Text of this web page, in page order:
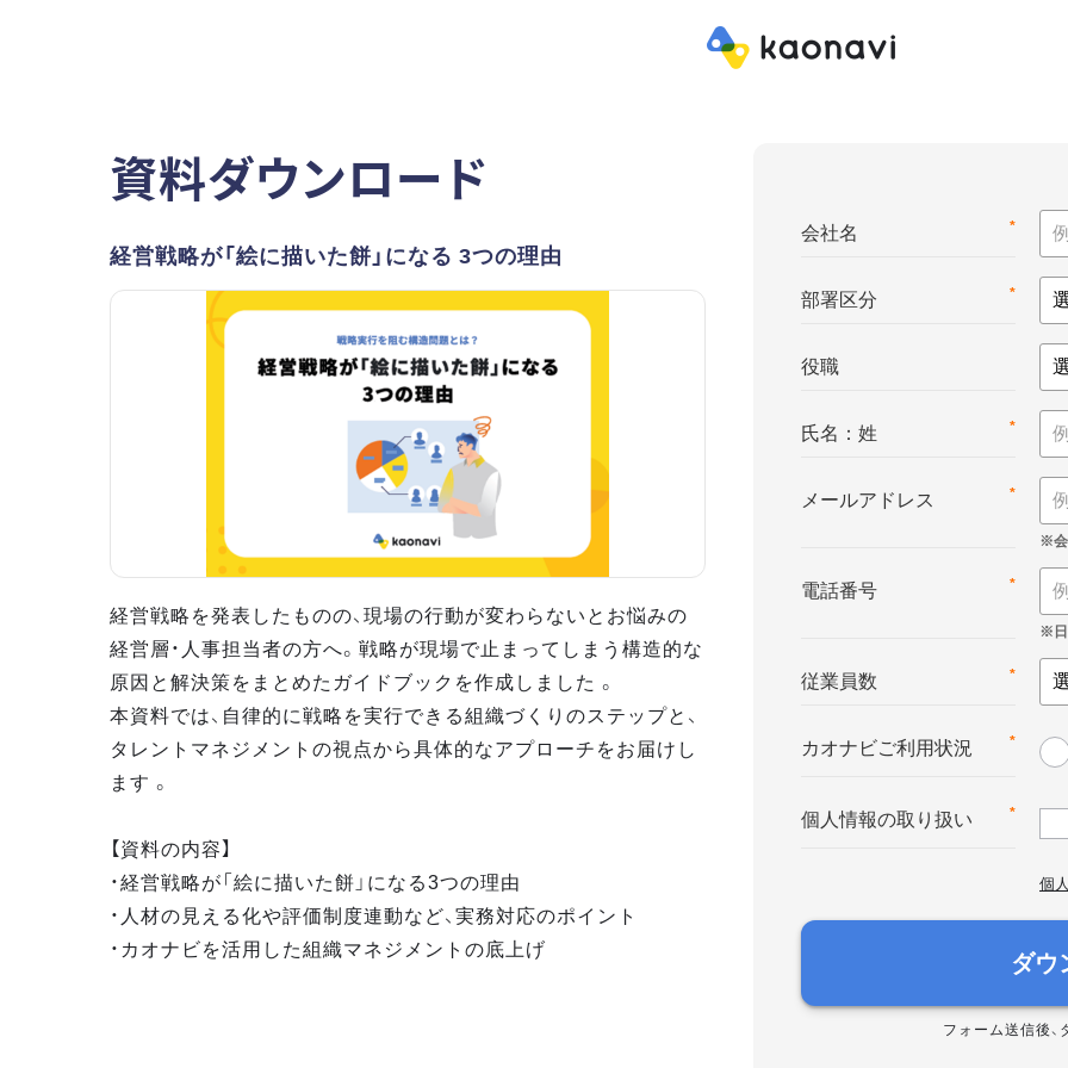
資料ダウンロード
経営戦略が「絵に描いた餅」になる 3つの理由
経営戦略を発表したものの、現場の行動が変わらないとお悩みの
経営層・人事担当者の方へ。戦略が現場で止まってしまう構造的な
原因と解決策をまとめたガイドブックを作成しました 。
本資料では、自律的に戦略を実行できる組織づくりのステップと、
タレントマネジメントの視点から具体的なアプローチをお届けし
ます 。
【資料の内容】
・経営戦略が「絵に描いた餅」になる3つの理由
・人材の見える化や評価制度連動など、実務対応のポイント
・カオナビを活用した組織マネジメントの底上げ
*
会社名
*
部署区分
役職
*
氏名：姓
*
メールアドレス
*
電話番号
*
従業員数
*
カオナビご利用状況
*
個人情報の取り扱い
個
ダウ
フォーム送信後